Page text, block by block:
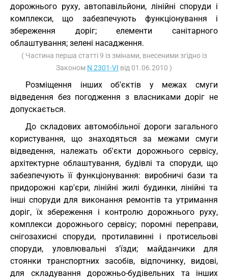
дорожнього руху, автопавільйони, лінійні споруди і
комплекси, що забезпечують функціонування і
збереження доріг; елементи санітарного
облаштування; зелені насадження.
( Частина перша статті 9 із змінами, внесеними згідно із
Законом N 2301-VI від 01.06.2010 )
Розміщення інших об'єктів у межах смуги
відведення без погодження з власниками доріг не
допускається.
До складових автомобільної дороги загального
користування, що знаходяться за межами смуги
відведення, належать об'єкти дорожнього сервісу,
архітектурне облаштування, будівлі та споруди, що
забезпечують її функціонування: виробничі бази та
придорожні кар'єри, лінійні жилі будинки, лінійні та
інші споруди для виконання ремонтів та утримання
доріг, їх збереження і контролю дорожнього руху,
комплекси дорожнього сервісу; поромні переправи,
снігозахисні споруди, протилавинні і протисельові
споруди, уловлювальні з'їзди; майданчики для
стоянки транспортних засобів, відпочинку, видові,
для складування дорожньо-будівельних та інших